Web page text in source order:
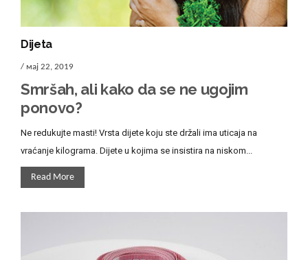
Dijeta
/ мај 22, 2019
Smršah, ali kako da se ne ugojim
ponovo?
Ne redukujte masti! Vrsta dijete koju ste držali ima uticaja na
vraćanje kilograma. Dijete u kojima se insistira na niskom...
Read More